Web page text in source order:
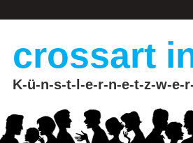
crossart
K-ü-n-s-t-l-e-r-n-e-t-z-w-e-